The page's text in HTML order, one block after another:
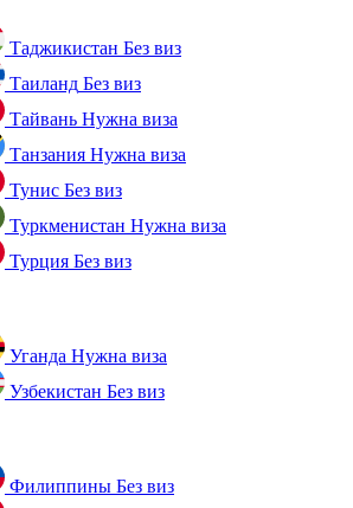
Таджикистан Без виз
Таиланд Без виз
Тайвань Нужна виза
Танзания Нужна виза
Тунис Без виз
Туркменистан Нужна виза
Турция Без виз
Уганда Нужна виза
Узбекистан Без виз
Филиппины Без виз